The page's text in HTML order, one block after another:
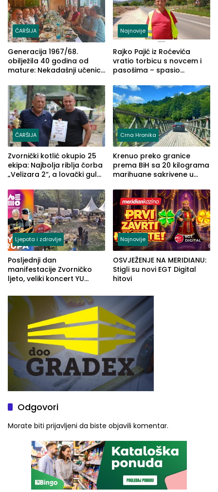
ČARŠIJA
Generacija 1967/68.
obilježila 40 godina od
mature: Nekadašnji učenici
(FOTO)
Najnovije
Rajko Pajić iz Roćevića
vratio torbicu s novcem i
pasošima – spasio
Grčkoj
ČARŠIJA
Zvornički kotlić okupio 25
ekipa: Najbolja riblja čorba
„Velizara 2“, a lovački gulaš
Crna Hronika
Krenuo preko granice
prema BiH sa 20 kilograma
marihuane sakrivene u
Ljepota i zdravlje
Posljednji dan
manifestacije Zvorničko
ljeto, veliki koncert YU
ove godine
Najnovije
OSVJEŽENJE NA MERIDIANU:
Stigli su novi EGT Digital
hitovi
Odgovori
Morate biti prijavljeni da biste objavili komentar.